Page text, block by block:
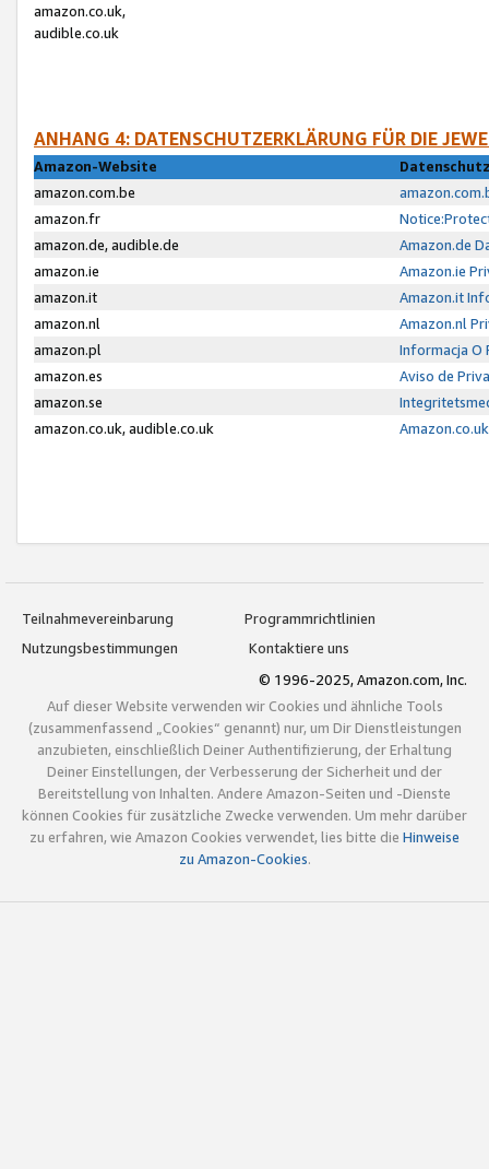
amazon.co.uk,
audible.co.uk
ANHANG 4: DATENSCHUTZERKLÄRUNG FÜR DIE
Amazon-Website
amazon.com.be
amazon.fr
amazon.de, audible.de
Amazon.de
amazon.ie
Amazon.ie
amazon.it
Amazon.it
amazon.nl
Amazon.nl
amazon.pl
Informacja O
amazon.es
Aviso de
amazon.se
amazon.co.uk, audible.co.uk
Teilnahmevereinbarung
Programmrichtlinien
Nutzungsbestimmungen
Kontaktiere uns
© 1996-2025, Amazon.com, Inc.
Auf dieser Website verwenden wir Cookies und ähnliche Tools
(zusammenfassend „Cookies“ genannt) nur, um Dir Dienstleistungen
anzubieten, einschließlich Deiner Authentifizierung, der Erhaltung
Deiner Einstellungen, der Verbesserung der Sicherheit und der
Bereitstellung von Inhalten. Andere Amazon-Seiten und -Dienste
können Cookies für zusätzliche Zwecke verwenden. Um mehr darüber
zu erfahren, wie Amazon Cookies verwendet, lies bitte die Hinweise
zu Amazon-Cookies.